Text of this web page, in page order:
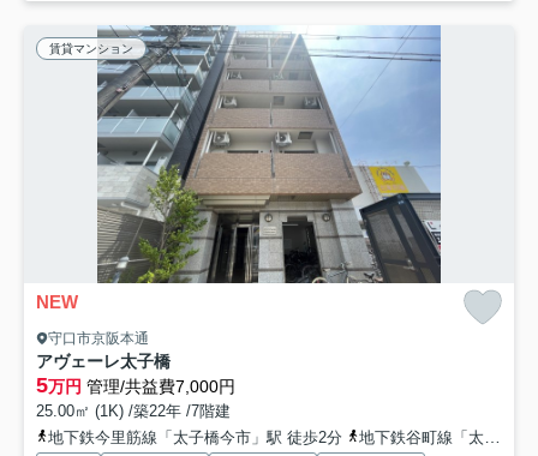
賃貸マンション
NEW
守口市京阪本通
アヴェーレ太子橋
5万円 管理/共益費7,000円
25.00㎡ (1K) /築22年 /7階建
地下鉄今里筋線「太子橋今市」駅 徒歩2分
地下鉄谷町線「太子橋今市」駅 徒歩2分